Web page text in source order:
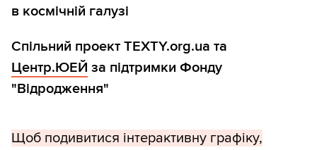
в космічній галузі
Спільний проект TEXTY.org.ua та
Центр.ЮЕЙ за підтримки Фонду
"Відродження"
Щоб подивитися інтерактивну графіку,